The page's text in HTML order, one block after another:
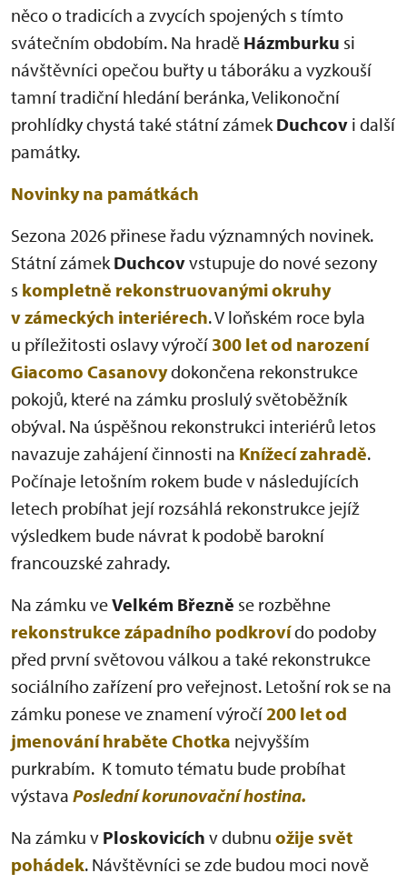
něco o tradicích a zvycích spojených s tímto
svátečním obdobím. Na hradě Házmburku si
návštěvníci opečou buřty u táboráku a vyzkouší
tamní tradiční hledání beránka, Velikonoční
prohlídky chystá také státní zámekDuchcov i další
památky.
Novinky na památkách
Sezona 2026 přinese řadu významných novinek.
Státní zámekDuchcovvstupuje do nové sezony
s kompletně rekonstruovanými okruhy
v zámeckých interiérech. V loňském roce byla
u příležitosti oslavy výročí 300 let od narození
Giacomo Casanovydokončena rekonstrukce
pokojů, které na zámku proslulý světoběžník
obýval. Na úspěšnou rekonstrukci interiérů letos
navazuje zahájení činnosti na Knížecí zahradě.
Počínaje letošním rokem bude v následujících
letech probíhat její rozsáhlá rekonstrukce jejíž
výsledkem bude návrat k podobě barokní
francouzské zahrady.
Na zámku veVelkém Březně se rozběhne
rekonstrukce západního podkrovído podoby
před první světovou válkou a také rekonstrukce
sociálního zařízení pro veřejnost. Letošní rok se na
zámku ponese ve znamení výročí200 let od
jmenování hraběte Chotka nejvyšším
purkrabím. K tomuto tématu bude probíhat
výstava Poslední korunovační hostina.
Na zámku v Ploskovicích v dubnu ožije svět
pohádek. Návštěvníci se zde budou moci nově